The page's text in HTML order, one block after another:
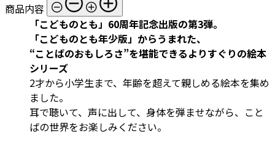
商品内容
「こどものとも」60周年記念出版の第3弾。
「こどものとも年少版」からうまれた、
“ことばのおもしろさ”を堪能できるよりすぐりの絵本
シリーズ
2才から小学生まで、年齢を超えて親しめる絵本を集め
ました。
耳で聴いて、声に出して、身体を弾ませながら、こと
ばの世界をお楽しみください。